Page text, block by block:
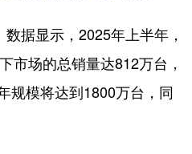
湖北 湖南
据显示，2025年上半年，
市场的总销量达812万台，
规模将达到1800万台，同